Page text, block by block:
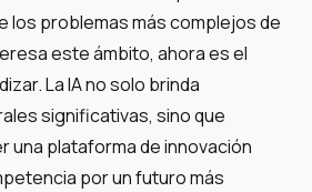
los problemas más complejos de
este ámbito, ahora es el
La IA no solo brinda
significativas, sino que
una plataforma de innovación
por un futuro más